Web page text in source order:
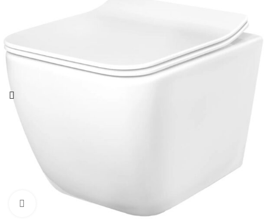
Click pentru a mari